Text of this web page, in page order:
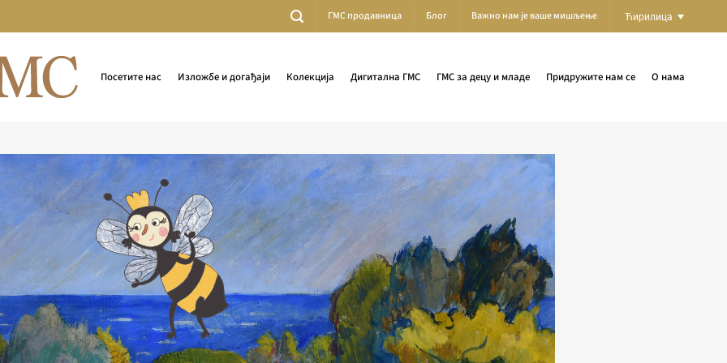
ГМС продавница Блог Важно нам је ваше мишљење Ћирилица
Посетите нас Изложбе и догађаји Колекција Дигитална ГМС ГМС за децу и младе Придружите нам се О нама